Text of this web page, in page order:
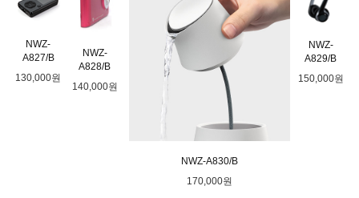
NWZ-
A827/B
130,000원
NWZ-
A828/B
140,000원
NWZ-A830/B
170,000원
NWZ-
A829/B
150,000원